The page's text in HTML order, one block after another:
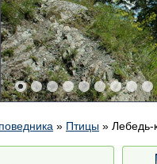
» Птицы » Лебедь-